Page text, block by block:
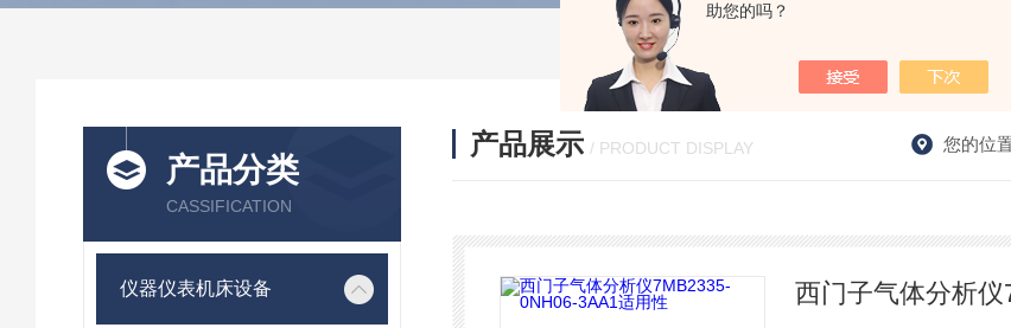
助您的吗？
产品分类
CASSIFICATION
仪器仪表机床设备
产品展示 / PRODUCT DISPLAY 您的位
西门子气体分析